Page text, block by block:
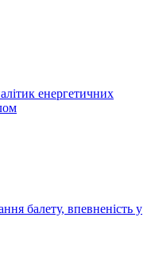
енергетичних
балету, впевненість у